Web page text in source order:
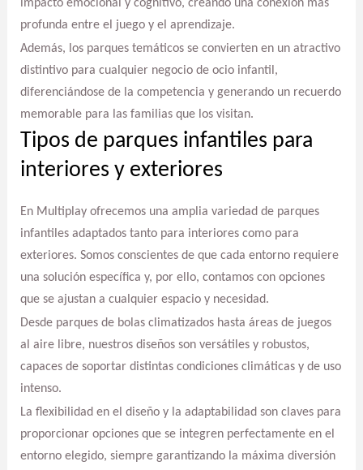
impacto emocional y cognitivo, creando una conexión más
profunda entre el juego y el aprendizaje.
Además, los parques temáticos se convierten en un atractivo
distintivo para cualquier negocio de ocio infantil,
diferenciándose de la competencia y generando un recuerdo
memorable para las familias que los visitan.
Tipos de parques infantiles para
interiores y exteriores
En Multiplay ofrecemos una amplia variedad de parques
infantiles adaptados tanto para interiores como para
exteriores. Somos conscientes de que cada entorno requiere
una solución específica y, por ello, contamos con opciones
que se ajustan a cualquier espacio y necesidad.
Desde parques de bolas climatizados hasta áreas de juegos
al aire libre, nuestros diseños son versátiles y robustos,
capaces de soportar distintas condiciones climáticas y de uso
intenso.
La flexibilidad en el diseño y la adaptabilidad son claves para
proporcionar opciones que se integren perfectamente en el
entorno elegido, siempre garantizando la máxima diversión